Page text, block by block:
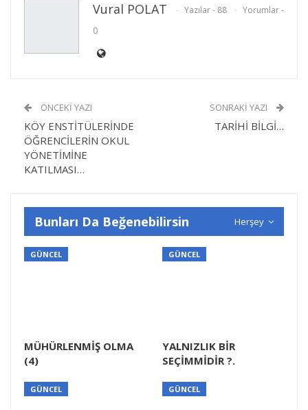
Vural POLAT Yazılar - 88
Yorumlar -
0
ÖNCEKI YAZI
KÖY ENSTİTÜLERİNDE
ÖĞRENCİLERİN OKUL
YÖNETİMİNE
KATILMASI…
SONRAKI YAZI
TARİHİ BİLGİ…
Herşey
Bunları Da Beğenebilirsin
GÜNCEL
MÜHÜRLENMİŞ OLMA
(4)
GÜNCEL
YALNIZLIK BİR
SEÇİMMİDİR ?.
GÜNCEL GÜNCEL